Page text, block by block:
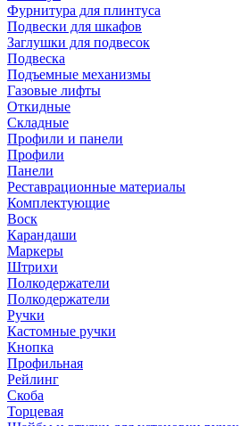
Фурнитура для плинтуса
Подвески для шкафов
Заглушки для подвесок
Подвеска
Подъемные механизмы
Газовые лифты
Откидные
Складные
Профили и панели
Профили
Панели
Реставрационные материалы
Комплектующие
Воск
Карандаши
Маркеры
Штрихи
Полкодержатели
Полкодержатели
Ручки
Кастомные ручки
Кнопка
Профильная
Рейлинг
Скоба
Торцевая